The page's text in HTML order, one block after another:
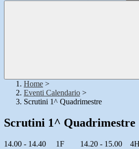
Home >
Eventi Calendario >
Scrutini 1^ Quadrimestre
Scrutini 1^ Quadrimestre
14.00 - 14.40 1F 14.20 - 15.00 4H